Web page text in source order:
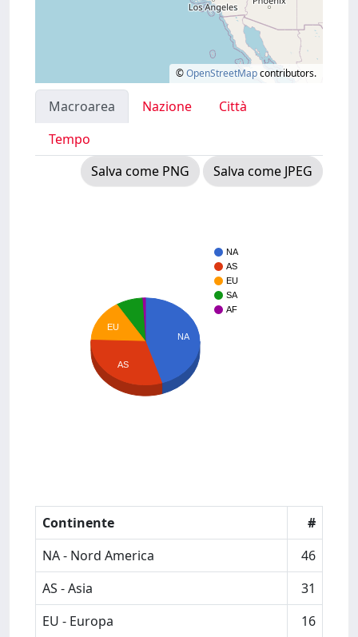
©OpenStreetMapcontributors.
Macroarea Nazione
Città
Tempo
Salva come PNG
Salva come JPEG
NA
AS
EU
SA
AF
NA
EU
AS
Continente
#
NA - Nord America
46
AS - Asia
31
EU - Europa
16